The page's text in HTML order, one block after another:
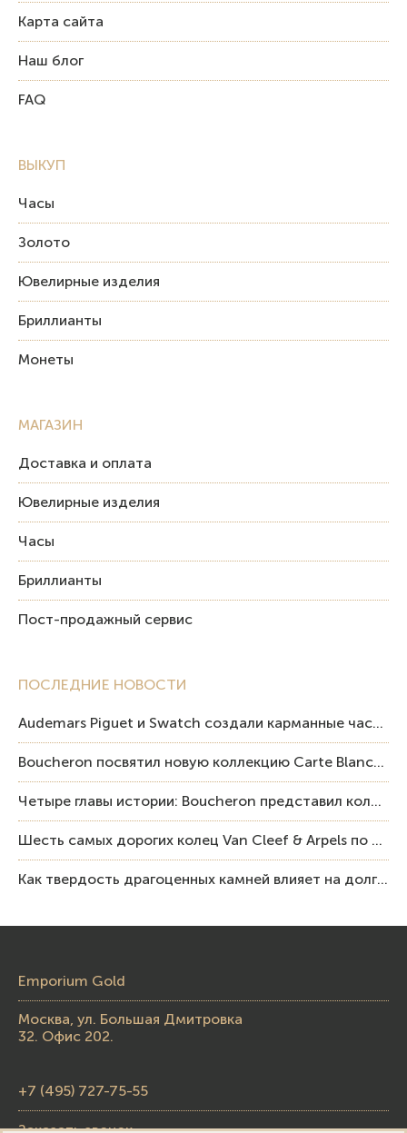
Карта сайта
Наш блог
FAQ
ВЫКУП
Часы
Золото
Ювелирные изделия
Бриллианты
Монеты
ПОСЛЕДНИЕ НОВОСТИ
Audemars Piguet и Swatch создали карманные часы в эстетике Royal Oak и Pop Art
Boucheron посвятил новую коллекцию Carte Blanche Human Being человеку и силе мастерства
Четыре главы истории: Boucheron представил коллекцию «Nom: Boucheron, Prénom: Frédéric»
Шесть самых дорогих колец Van Cleef & Arpels по итогам аукционов Sotheby’s
Как твердость драгоценных камней влияет на долговечность ювелирных изделий
МАГАЗИН
Доставка и оплата
Ювелирные изделия
Часы
Бриллианты
Пост-продажный сервис
Emporium Gold
Москва, ул. Большая Дмитровка
32. Офис 202.
+7 (495) 727-75-55